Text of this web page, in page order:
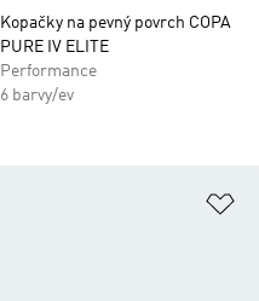
Kopačky na pevný povrch COPA
PURE IV ELITE
Performance
6 barvy/ev